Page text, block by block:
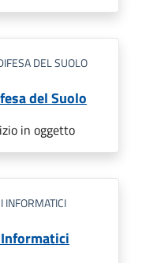
DEL SUOLO
del Suolo
in oggetto
INFORMATICI